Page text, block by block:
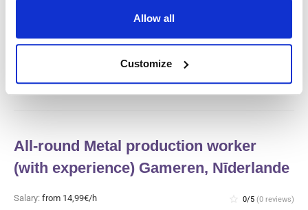
Allow all
Customize
tīrītājs (ar pieredzi) Haarlem, Nīderlande
Available positions:2/2
Position is open for:
All-round Metal production worker
(with experience) Gameren, Nīderlande
Salary: from 14,99€/h star_border 0/5 (0 reviews)